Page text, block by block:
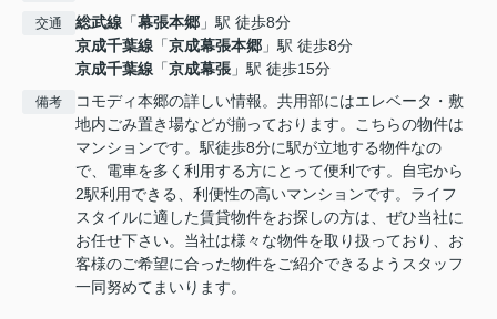
交通 総武線 「幕張本郷 」駅 徒歩8分
京成千葉線 「京成幕張本郷 」駅 徒歩8分
京成千葉線 「京成幕張 」駅 徒歩15分
備考
コモディ本郷の詳しい情報。共用部にはエレベータ・敷
地内ごみ置き場などが揃っております。こちらの物件は
マンションです。駅徒歩8分に駅が立地する物件なの
で、電車を多く利用する方にとって便利です。自宅から
2駅利用できる、利便性の高いマンションです。ライフ
スタイルに適した賃貸物件をお探しの方は、ぜひ当社に
お任せ下さい。当社は様々な物件を取り扱っており、お
客様のご希望に合った物件をご紹介できるようスタッフ
一同努めてまいります。